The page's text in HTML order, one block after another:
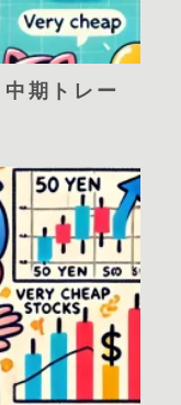
期トレー